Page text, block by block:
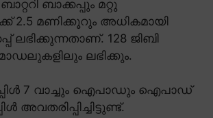
ബാക്കപ്പും മറ്റു
മണിക്കൂറും അധികമായി
ലഭിക്കുന്നതാണ്. 128 ജിബി
ലഭിക്കും.
7 വാച്ചും ഐപാഡും ഐപാഡ്
അവതരിപ്പിച്ചിട്ടുണ്ട്.